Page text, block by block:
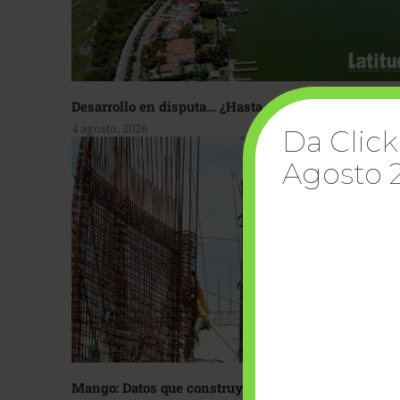
Desarrollo en disputa… ¿Hasta dónde crecer?
4 agosto, 2026
Mango: Datos que construyen confianza
Da
Agosto